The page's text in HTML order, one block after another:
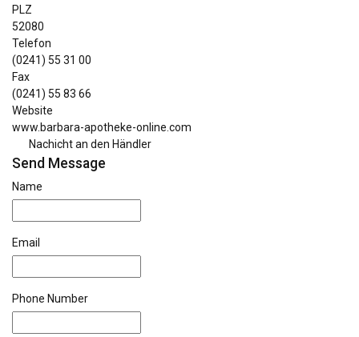
PLZ
52080
Telefon
(0241) 55 31 00
Fax
(0241) 55 83 66
Website
www.barbara-apotheke-online.com
Nachicht an den Händler
Send Message
Name
Email
Phone Number